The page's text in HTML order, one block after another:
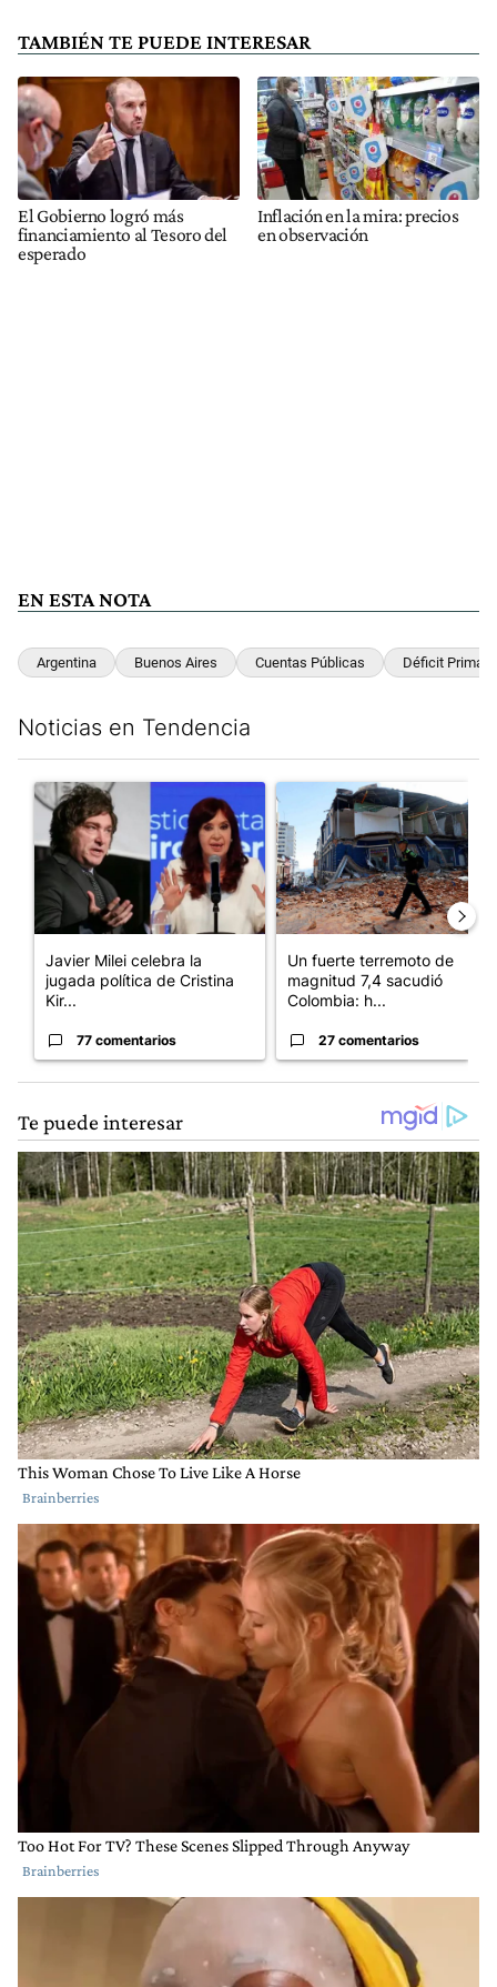
TAMBIÉN TE PUEDE INTERESAR
El Gobierno logró más
financiamiento al Tesoro del
esperado
Inflación en la mira: precios
en observación
EN ESTA NOTA
Argentina Buenos Aires Cuentas Públicas Déficit
Noticias en Tendencia
Un artículo de tendencia con el título "Javier Milei celebra la
Javier Milei celebra la
jugada política de Cristina
Kir...
77 comentarios
Un artículo de tendencia
Un fuerte terremoto de
magnitud 7,4 sacudió
Colombia: h...
27 comentarios